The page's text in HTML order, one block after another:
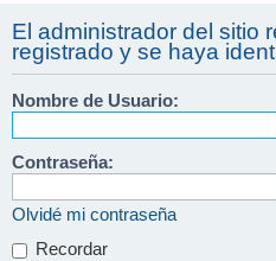
El administrador del sitio
registrado y se haya
Nombre de Usuario:
Contraseña:
Olvidé mi contraseña
Recordar